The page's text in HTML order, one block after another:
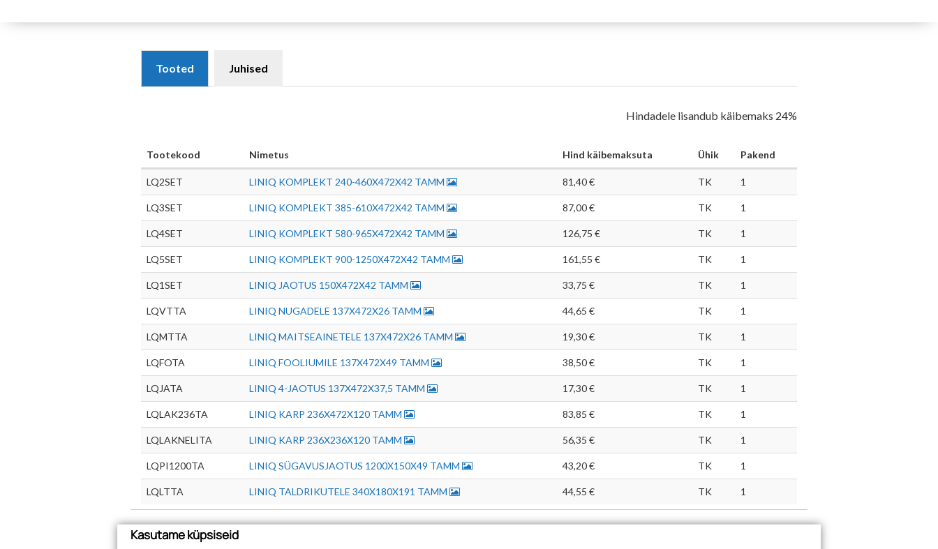
Tooted Juhised
Hindadele lisandub käibemaks 24%
Tootekood Nimetus Hind käibemaksuta Ühik Pakend
LQ2SET LINIQ KOMPLEKT 240-460X472X42 TAMM 81,40 € TK 1
LQ3SET LINIQ KOMPLEKT 385-610X472X42 TAMM 87,00 € TK 1
LQ4SET LINIQ KOMPLEKT 580-965X472X42 TAMM 126,75 € TK 1
LQ5SET LINIQ KOMPLEKT 900-1250X472X42 TAMM 161,55 € TK 1
LQ1SET LINIQ JAOTUS 150X472X42 TAMM 33,75 € TK 1
LQVTTA LINIQ NUGADELE 137X472X26 TAMM 44,65 € TK 1
LQMTTA LINIQ MAITSEAINETELE 137X472X26 TAMM 19,30 € TK 1
LQFOTA LINIQ FOOLIUMILE 137X472X49 TAMM 38,50 € TK 1
LQJATA LINIQ 4-JAOTUS 137X472X37,5 TAMM 17,30 € TK 1
LQLAK236TA LINIQ KARP 236X472X120 TAMM 83,85 € TK 1
LQLAKNELITA LINIQ KARP 236X236X120 TAMM 56,35 € TK 1
LQPI1200TA LINIQ SÜGAVUSJAOTUS 1200X150X49 TAMM 43,20 € TK 1
LQLTTA LINIQ TALDRIKUTELE 340X180X191 TAMM 44,55 € TK 1
Kasutame küpsiseid